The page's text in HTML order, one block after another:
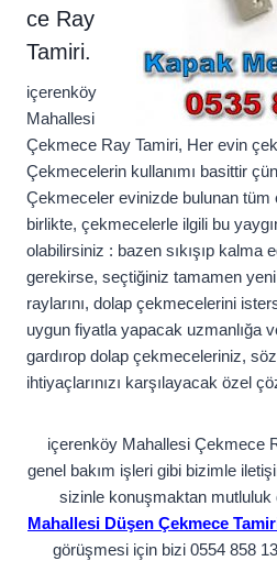
ce Ray
Tamiri.
içerenköy
Mahallesi
Çekmece Ray Tamiri, Her evin
Çekmecelerin kullanımı basittir
Çekmeceler evinizde bulunan tüm
birlikte, çekmecelerle ilgili bu
olabilirsiniz : bazen sıkışıp kalma
gerekirse, seçtiğiniz tamamen
raylarını, dolap çekmecelerini
uygun fiyatla yapacak uzmanlığa
gardırop dolap çekmeceleriniz,
ihtiyaçlarınızı karşılayacak özel
içerenköy Mahallesi Çekmece
genel bakım işleri gibi bizimle
sizinle konuşmaktan mutluluk
Mahallesi Düşen Çekmece
görüşmesi için bizi 0554 858